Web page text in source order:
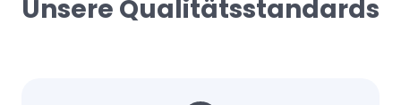
Unsere Qualitätsstandards